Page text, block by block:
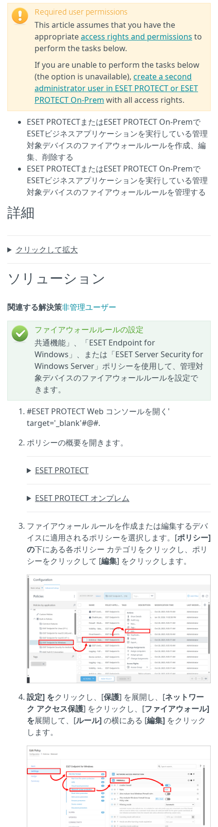
Required user permissions
This article assumes that you have the
appropriateaccess rights and permissions to
perform the tasks below.
If you are unable to perform the tasks below
(the option is unavailable), create a second
administrator user in ESET PROTECT or ESET
PROTECT On-Prem with all access rights.
ESET PROTECTまたはESET PROTECT On-Premで
ESETビジネスアプリケーションを実行している管理
対象デバイスのファイアウォールルールを作成、編
集、削除する
ESET PROTECTまたはESET PROTECT On-Premで
ESETビジネスアプリケーションを実行している管理
対象デバイスのファイアウォールルールを管理する
詳細
クリックして拡大
ソリューション
関連する解決策非管理ユーザー
ファイアウォールルールの設定
共通機能」、「ESET Endpoint for
Windows」、または「ESET Server Security for
Windows Server」ポリシーを使用して、管理対
象デバイスのファイアウォールルールを設定で
きます。
#ESET PROTECT Web コンソールを開く'
target='_blank'#@#.
ポリシーの概要を開きます。
ESET PROTECT
ESET PROTECT オンプレム
ファイアウォール ルールを作成または編集するデバ
イスに適用されるポリシーを選択します。[ポリシー]
の下にある各ポリシー カテゴリをクリックし、ポリ
シーをクリックして [編集] をクリックします。
設定] をクリックし、[保護] を展開し、[ネットワー
ク アクセス保護] をクリックし、[ファイアウォール]
を展開して、[ルール]の横にある [編集] をクリック
します。